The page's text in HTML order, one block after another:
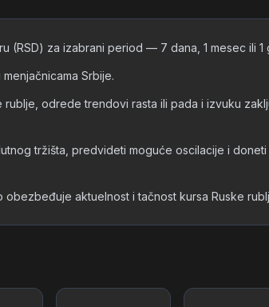
(RSD) za izabrani period — 7 dana, 1 mesec ili 1
Srbije.
odrede trendovi rasta ili pada i izvuku
tržišta, predvideti moguće oscilacije i
aktuelnost i tačnost kursa Ruske